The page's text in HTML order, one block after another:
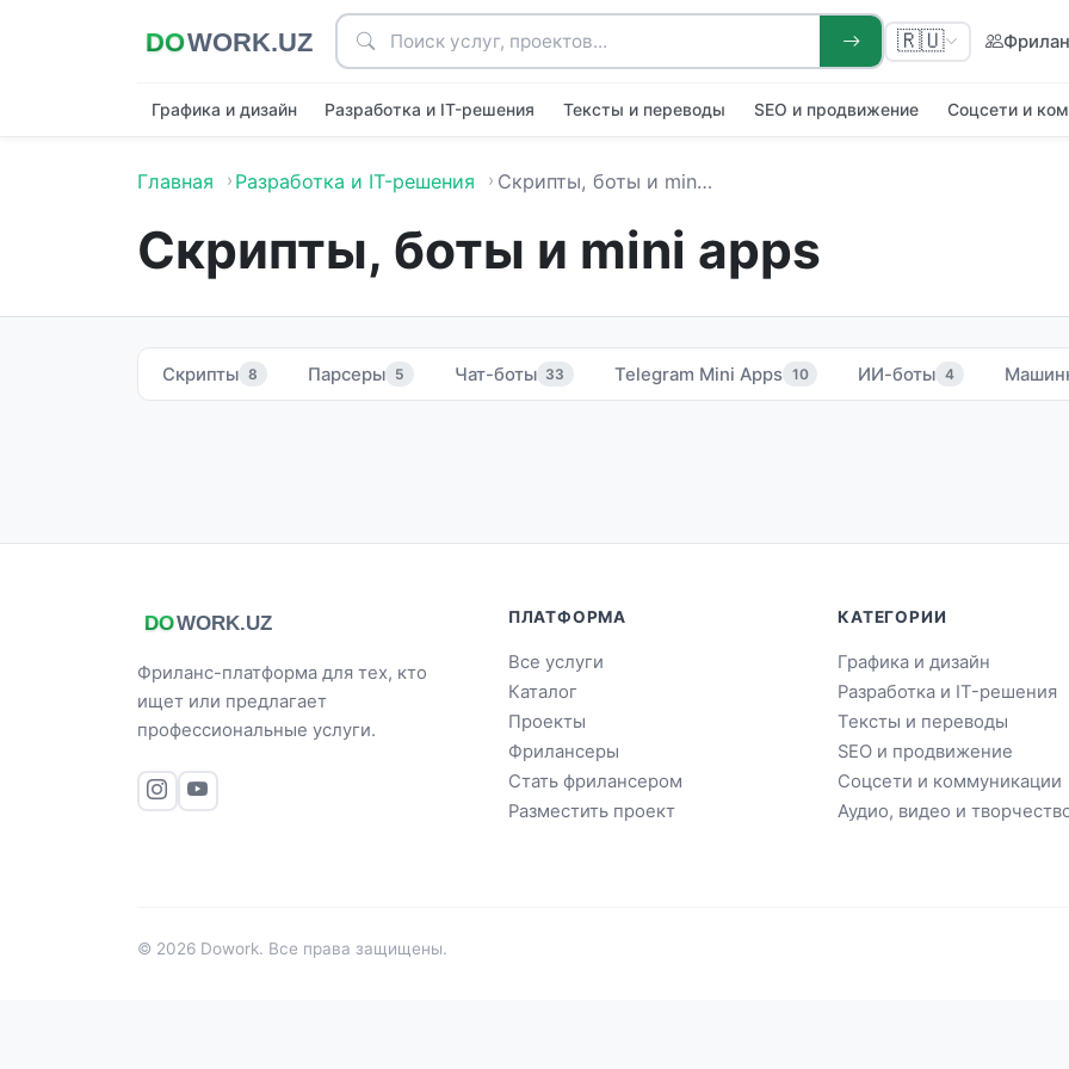
🇷🇺
Графика и дизайн Разработка и IT-решения Тексты и переводы SEO и продвижение Соцсети и
Главная Разработка и IT-решения Скрипты, боты и mini apps
Скрипты, боты и mini apps
Скрипты 8 Парсеры 5 Чат-боты 33 Telegram Mini Apps 10 ИИ-боты 4
Фриланс-платформа для тех, кто
ищет или предлагает
профессиональные услуги.
ПЛАТФОРМА
Все услуги
Каталог
Проекты
Фрилансеры
Стать фрилансером
Разместить проект
КАТЕГОРИИ
Графика и дизайн
Разработка и IT-решения
Тексты и переводы
SEO и продвижение
Соцсети и коммуникации
Аудио, видео и
© 2026 Dowork. Все права защищены.